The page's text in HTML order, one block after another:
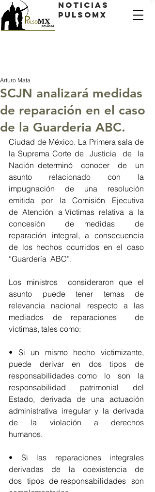
Noticias
PulsoMX
SCJN analizará medidas
de reparación en el caso
de la Guarderia ABC.
Arturo Mata
Ciudad de México. La Primera sala de
la Suprema Corte de  Justicia  de  la
Nación determinó  conocer  de  un
asunto  relacionado  con  la
impugnación  de  una  resolución
emitida  por  la  Comisión  Ejecutiva
de  Atención  a Víctimas  relativa  a  la
concesión  de medidas  de
reparación  integral,  a  consecuencia
de  los  hechos  ocurridos  en  el  caso
“Guardería  ABC”.
Los ministros  consideraron que el
asunto puede tener temas de
relevancia nacional respecto a las
mediados de reparaciones  de
víctimas, tales como:
•  Si  un  mismo  hecho  victimizante,
puede  derivar  en  dos  tipos  de
responsabilidades como  lo  son  la
responsabilidad  patrimonial  del
Estado,  derivada  de  una  actuación
administrativa  irregular  y  la  derivada
de  la  violación  a  derechos
humanos.
•  Si  las  reparaciones  integrales
derivadas  de  la  coexistencia  de
dos  tipos  de responsabilidades  son